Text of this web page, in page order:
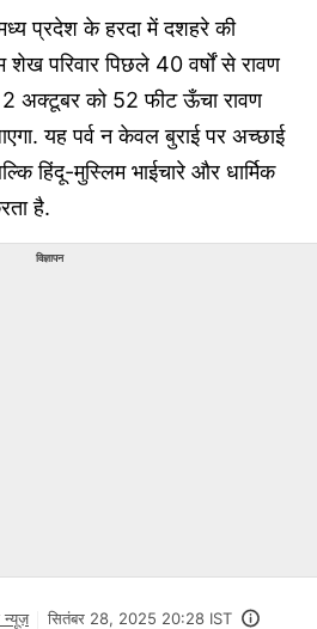
प्रदेश के हरदा में दशहरे की
शेख परिवार पिछले 40 वर्षों से रावण
2 अक्टूबर को 52 फीट ऊँचा रावण
यह पर्व न केवल बुराई पर अच्छाई
हिंदू-मुस्लिम भाईचारे और धार्मिक
है.
विज्ञापन
न्यूज़ सितंबर 28, 2025 20:28 IST